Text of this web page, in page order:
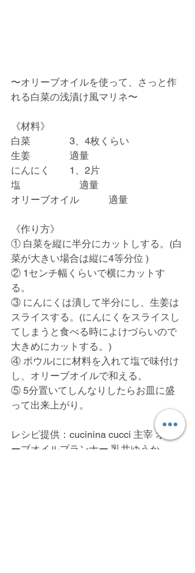
〜オリーブオイルを使って、さっと作
れる白菜の浅漬け風マリネ〜
《材料》
白菜　　　　3、4枚くらい
生姜　　　　適量
にんにく　　1、2片
塩　　　　　　適量
オリーブオイル　　　適量
《作り方》
① 白菜を縦に半分にカットしする。(白
菜が大きい場合は縦に4等分位 )
② 1センチ幅くらいで横にカットす
る。
③ にんにくは潰して半分にし、生姜は
スライスする。(にんにくをスライスし
てしまうと食べる時によけづらいので
大きめにカットする。)
④ ボウルにに材料を入れて塩で味付け
し、オリーブオイルで和える。
⑤ 5分置いてしんなりしたらお皿に盛
って出来上がり。
レシピ提供：cucinina cucci 主宰 オリ
ーブオイルプランナー 乳井ゆうか